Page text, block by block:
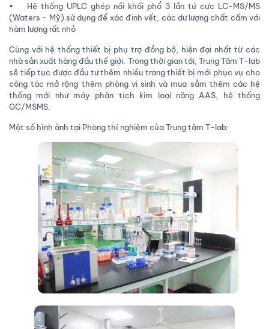
• Hệ thống UPLC ghép nối khối phổ 3 lần tứ cực LC-MS/MS
(Waters - Mỹ) sử dụng để xác đinh vết, các dư lượng chất cấm với
hàm lượng rất nhỏ
Cùng với hệ thống thiết bị phụ trợ đồng bộ, hiện đại nhất từ các
nhà sản xuất hàng đầu thế giới. Trong thời gian tới, Trung Tâm T-lab
sẽ tiếp tục được đầu tư thêm nhiều trang thiết bị mới phục vụ cho
công tác mở rộng thêm phòng vi sinh và mua sắm thêm các hệ
thống mới như máy phân tích kim loại nặng AAS, hệ thống
GC/MSMS.
Một số hình ảnh tại Phòng thí nghiệm của Trung tâm T-lab: